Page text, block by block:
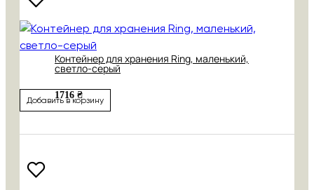
Контейнер для хранения Ring, маленький,
светло-серый
1716 ₴
Добавить в корзину